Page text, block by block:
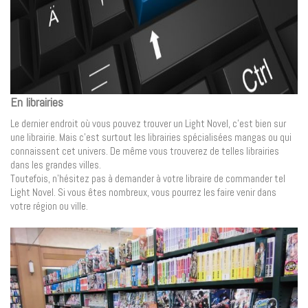
En librairies
Le dernier endroit où vous pouvez trouver un Light Novel, c’est bien sur
une librairie. Mais c’est surtout les librairies spécialisées mangas ou qui
connaissent cet univers. De même vous trouverez de telles librairies
dans les grandes villes.
Toutefois, n’hésitez pas à demander à votre libraire de commander tel
Light Novel. Si vous êtes nombreux, vous pourrez les faire venir dans
votre région ou ville.